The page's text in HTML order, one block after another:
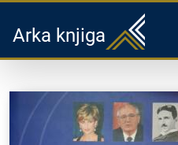
Arka knjiga